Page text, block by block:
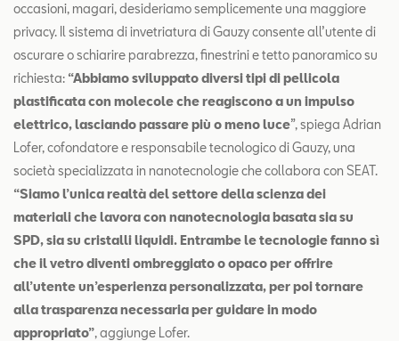
occasioni, magari, desideriamo semplicemente una maggiore
privacy. Il sistema di invetriatura di Gauzy consente all’utente di
oscurare o schiarire parabrezza, finestrini e tetto panoramico su
richiesta: “Abbiamo sviluppato diversi tipi di pellicola
plastificata con molecole che reagiscono a un impulso
elettrico, lasciando passare più o meno luce”, spiega Adrian
Lofer, cofondatore e responsabile tecnologico di Gauzy, una
società specializzata in nanotecnologie che collabora con SEAT.
“Siamo l’unica realtà del settore della scienza dei
materiali che lavora con nanotecnologia basata sia su
SPD, sia su cristalli liquidi. Entrambe le tecnologie fanno sì
che il vetro diventi ombreggiato o opaco per offrire
all’utente un’esperienza personalizzata, per poi tornare
alla trasparenza necessaria per guidare in modo
appropriato”, aggiunge Lofer.